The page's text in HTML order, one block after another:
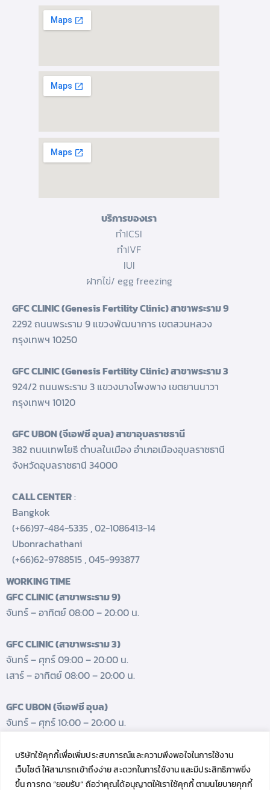
บริษัทใช้คุกกี้เพื่อเพิ่มประสบการณ์และความพึงพอใจในการใช้งาน
เว็บไซต์ ให้สามารถเข้าถึงง่าย สะดวกในการใช้งาน และมีประสิทธิภาพยิ่ง
ขึ้น การกด “ยอมรับ” ถือว่าคุณได้อนุญาตให้เราใช้คุกกี้ ตามนโยบายคุกกี้
บริการของเรา
ทำICSI
ทำIVF
IUI
ฝากไข่/ egg freezing
GFC CLINIC (Genesis Fertility Clinic) สาขาพระราม 9
2292 ถนนพระราม 9 แขวงพัฒนาการ เขตสวนหลวง
กรุงเทพฯ 10250
GFC CLINIC (Genesis Fertility Clinic) สาขาพระราม 3
924/2 ถนนพระราม 3 แขวงบางโพงพาง เขตยานนาวา
กรุงเทพฯ 10120
GFC UBON (จีเอฟซี อุบล) สาขาอุบลราชธานี
382 ถนนเทพโยธี ตำบลในเมือง อำเภอเมืองอุบลราชธานี
จังหวัดอุบลราชธานี 34000
CALL CENTER:
Bangkok
(+66)97-484-5335,02-1086413-14
Ubonrachathani
(+66)62-9788515,045-993877
WORKING TIME
GFC CLINIC (สาขาพระราม 9)
จันทร์ – อาทิตย์ 08:00 – 20:00 น.
GFC CLINIC (สาขาพระราม 3)
จันทร์ – ศุกร์ 09:00 – 20:00 น.
เสาร์ – อาทิตย์ 08:00 – 20:00 น.
GFC UBON (จีเอฟซี อุบล)
จันทร์ – ศุกร์ 10:00 – 20:00 น.
GET FRESH UPDATES.
Follow us